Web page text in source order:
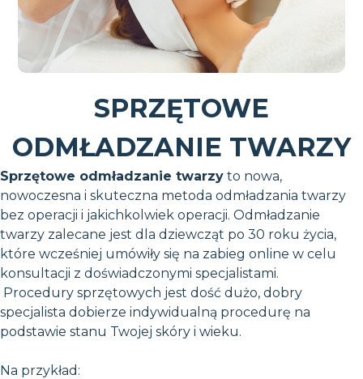
SPRZĘTOWE
ODMŁADZANIE TWARZY
Sprzętowe odmładzanie twarzy to nowa,
nowoczesna i skuteczna metoda odmładzania twarzy
bez operacji i jakichkolwiek operacji. Odmładzanie
twarzy zalecane jest dla dziewcząt po 30 roku życia,
które wcześniej umówiły się na zabieg online w celu
konsultacji z doświadczonymi specjalistami.
Procedury sprzętowych jest dość dużo, dobry
specjalista dobierze indywidualną procedurę na
podstawie stanu Twojej skóry i wieku.
Na przykład: